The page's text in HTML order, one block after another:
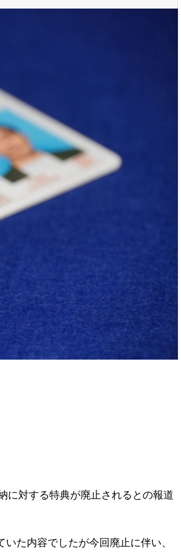
に対する特典が廃止されるとの報道
た内容でしたが今回廃止に伴い、